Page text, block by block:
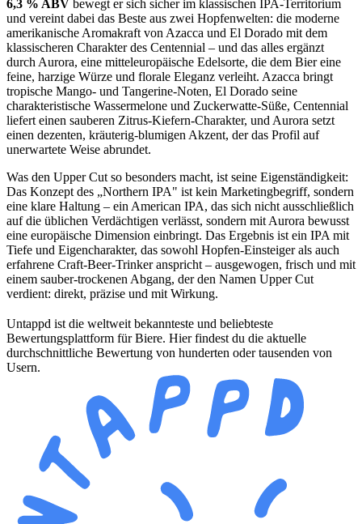
6,3 % ABV bewegt er sich sicher im klassischen IPA-Territorium
und vereint dabei das Beste aus zwei Hopfenwelten: die moderne
amerikanische Aromakraft von Azacca und El Dorado mit dem
klassischeren Charakter des Centennial – und das alles ergänzt
durch Aurora, eine mitteleuropäische Edelsorte, die dem Bier eine
feine, harzige Würze und florale Eleganz verleiht. Azacca bringt
tropische Mango- und Tangerine-Noten, El Dorado seine
charakteristische Wassermelone und Zuckerwatte-Süße, Centennial
liefert einen sauberen Zitrus-Kiefern-Charakter, und Aurora setzt
einen dezenten, kräuterig-blumigen Akzent, der das Profil auf
unerwartete Weise abrundet.
Was den Upper Cut so besonders macht, ist seine Eigenständigkeit:
Das Konzept des „Northern IPA" ist kein Marketingbegriff, sondern
eine klare Haltung – ein American IPA, das sich nicht ausschließlich
auf die üblichen Verdächtigen verlässt, sondern mit Aurora bewusst
eine europäische Dimension einbringt. Das Ergebnis ist ein IPA mit
Tiefe und Eigencharakter, das sowohl Hopfen-Einsteiger als auch
erfahrene Craft-Beer-Trinker anspricht – ausgewogen, frisch und mit
einem sauber-trockenen Abgang, der den Namen Upper Cut
verdient: direkt, präzise und mit Wirkung.
Untappd ist die weltweit bekannteste und beliebteste
Bewertungsplattform für Biere. Hier findest du die aktuelle
durchschnittliche Bewertung von hunderten oder tausenden von
Usern.